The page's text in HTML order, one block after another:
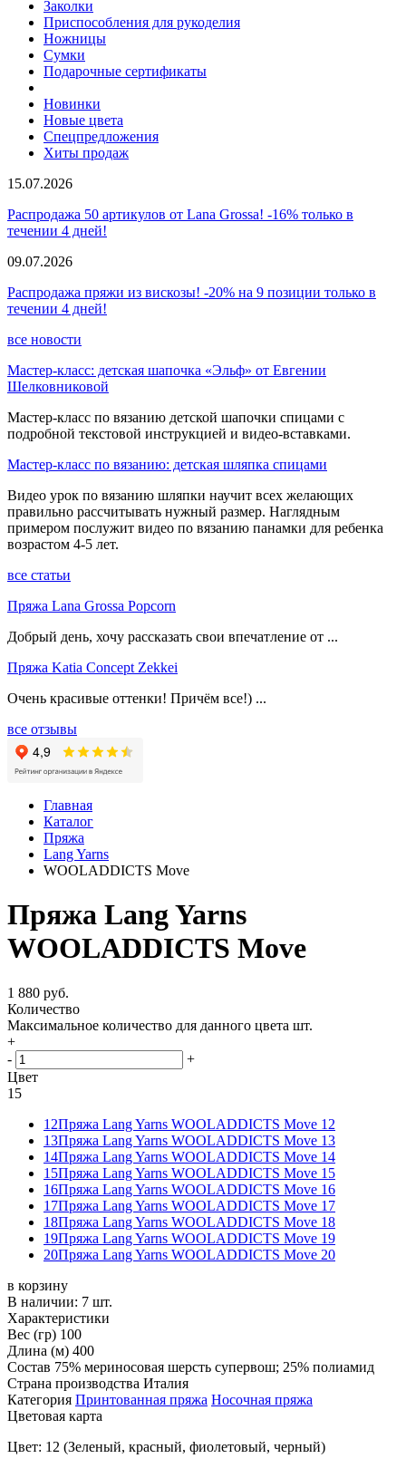
Заколки
Приспособления для рукоделия
Ножницы
Сумки
Подарочные сертификаты
Новинки
Новые цвета
Спецпредложения
Хиты продаж
15.07.2026
Распродажа 50 артикулов от Lana Grossa! -16% только в
течении 4 дней!
09.07.2026
Распродажа пряжи из вискозы! -20% на 9 позиции только в
течении 4 дней!
все новости
Мастер-класс: детская шапочка «Эльф» от Евгении
Шелковниковой
Мастер-класс по вязанию детской шапочки спицами с
подробной текстовой инструкцией и видео-вставками.
Мастер-класс по вязанию: детская шляпка спицами
Видео урок по вязанию шляпки научит всех желающих
правильно рассчитывать нужный размер. Наглядным
примером послужит видео по вязанию панамки для ребенка
возрастом 4-5 лет.
все статьи
Пряжа Lana Grossa Popcorn
Добрый день, хочу рассказать свои впечатление от ...
Пряжа Katia Concept Zekkei
Очень красивые оттенки! Причём все!) ...
все отзывы
Главная
Каталог
Пряжа
Lang Yarns
WOOLADDICTS Move
Пряжа Lang Yarns
WOOLADDICTS Move
1 880 руб.
Количество
Максимальное количество для данного цвета шт.
+
-
+
Цвет
15
12Пряжа Lang Yarns WOOLADDICTS Move 12
13Пряжа Lang Yarns WOOLADDICTS Move 13
14Пряжа Lang Yarns WOOLADDICTS Move 14
15Пряжа Lang Yarns WOOLADDICTS Move 15
16Пряжа Lang Yarns WOOLADDICTS Move 16
17Пряжа Lang Yarns WOOLADDICTS Move 17
18Пряжа Lang Yarns WOOLADDICTS Move 18
19Пряжа Lang Yarns WOOLADDICTS Move 19
20Пряжа Lang Yarns WOOLADDICTS Move 20
в корзину
В наличии: 7 шт.
Характеристики
Вес (гр) 100
Длина (м) 400
Состав 75% мериносовая шерсть супервош; 25% полиамид
Страна производства Италия
Категория Принтованная пряжа Носочная пряжа
Цветовая карта
Цвет: 12 (Зеленый, красный, фиолетовый, черный)